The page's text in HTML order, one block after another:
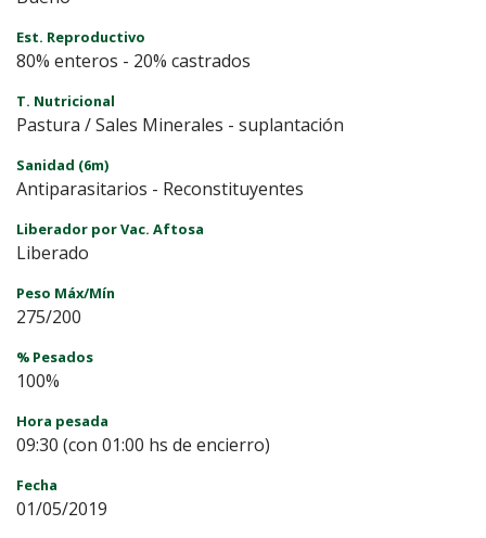
Est. Reproductivo
80% enteros - 20% castrados
T. Nutricional
Pastura / Sales Minerales - suplantación
Sanidad (6m)
Antiparasitarios - Reconstituyentes
Liberador por Vac. Aftosa
Liberado
Peso Máx/Mín
275/200
% Pesados
100%
Hora pesada
09:30 (con 01:00 hs de encierro)
Fecha
01/05/2019